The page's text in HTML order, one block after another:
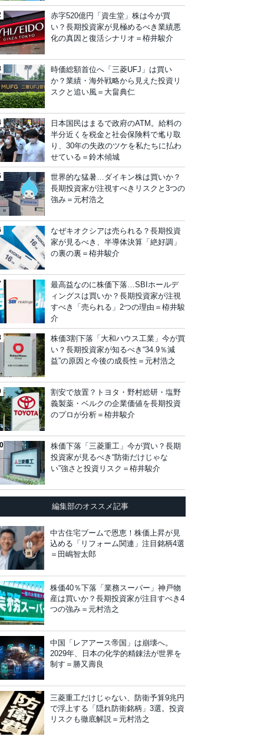
赤字520億円「資生堂」株は今が買
い？長期投資家が見極めるべき業績悪
化の真因と復活シナリオ＝栫井駿介
時価総額首位へ「三菱UFJ」は買い
か？業績・海外戦略から見えた投資リ
スクと追い風＝大畠典仁
日本国民はまるで政府のATM。給料の
半分近くを税金と社会保険料で毟り取
り、30年の失政のツケを私たちに払わ
せている＝鈴木傾城
世界的な猛暑…ダイキン株は買いか？
長期投資家が注視すべきリスクと3つの
強み＝元村浩之
なぜキオクシアは売られる？長期投資
家が見るべき、半導体決算「絶好調」
の裏の裏＝栫井駿介
最高益なのに株価下落…SBIホールデ
ィングスは買いか？長期投資家が注視
すべき「売られる」2つの理由＝栫井駿
介
株価3割下落「大和ハウス工業」今が買
い？長期投資家が知るべき“34.9％減
益”の原因と今後の成長性＝元村浩之
割安で放置？トヨタ・野村総研・塩野
義製薬・ベルクの企業価値を長期投資
のプロが分析＝栫井駿介
株価下落「三菱重工」今が買い？長期
投資家が見るべき“防衛だけじゃな
い”強さと投資リスク＝栫井駿介
編集部のオススメ記事
中古住宅ブームで恩恵！株価上昇が見
込める「リフォーム関連」注目銘柄4選
＝田嶋智太郎
株価40％下落「業務スーパー」神戸物
産は買いか？長期投資家が注目すべき4
つの強み＝元村浩之
中国「レアアース帝国」は崩壊へ。
2029年、日本の化学的精錬法が世界を
制す＝勝又壽良
三菱重工だけじゃない、防衛予算9兆円
で浮上する「隠れ防衛銘柄」3選。投資
リスクも徹底解説＝元村浩之